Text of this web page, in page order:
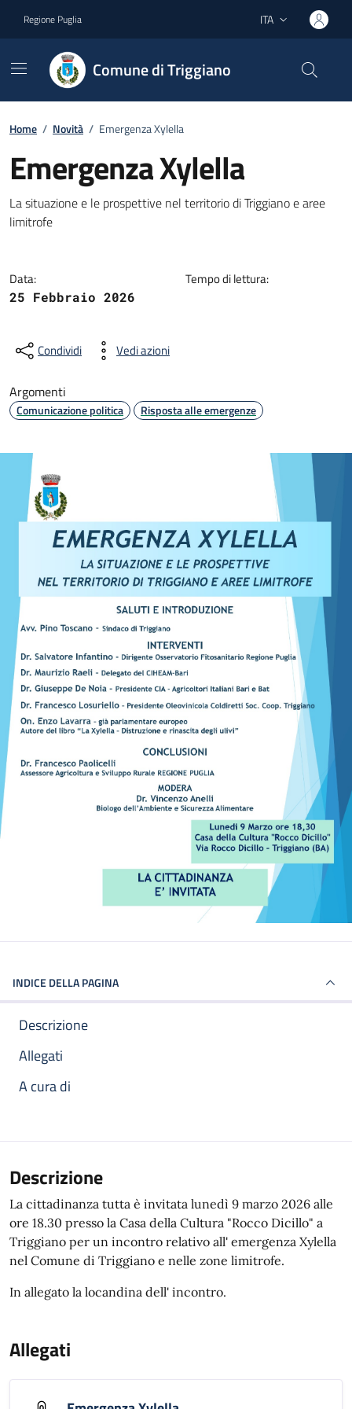
Regione Puglia Lingua attiva:
ITA
Comune di Triggiano
Home / Novità / Emergenza Xylella
Emergenza Xylella
Dettagli della notizia
La situazione e le prospettive nel territorio di Triggiano e aree
limitrofe
Data:
25 Febbraio 2026
Tempo di lettura:
Condividi Vedi azioni
Argomenti
Comunicazione politica Risposta alle emergenze
INDICE DELLA PAGINA
Descrizione
Allegati
A cura di
Descrizione
La cittadinanza tutta è invitata lunedì 9 marzo 2026 alle
ore 18.30 presso la Casa della Cultura "Rocco Dicillo" a
Triggiano per un incontro relativo all' emergenza Xylella
nel Comune di Triggiano e nelle zone limitrofe.
In allegato la locandina dell' incontro.
Allegati